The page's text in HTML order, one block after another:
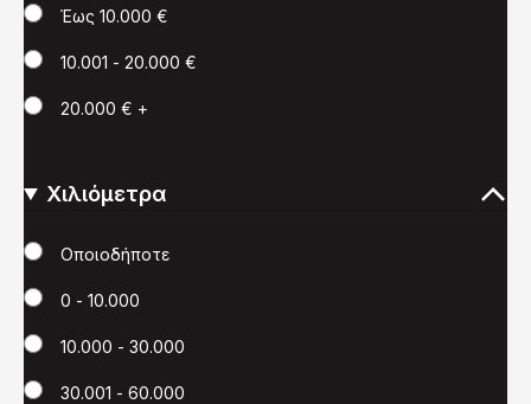
Έως 10.000 €
10.001 - 20.000 €
20.000 € +
Χιλιόμετρα
Χιλιόμετρα
Οποιοδήποτε
0 - 10.000
10.000 - 30.000
30.001 - 60.000